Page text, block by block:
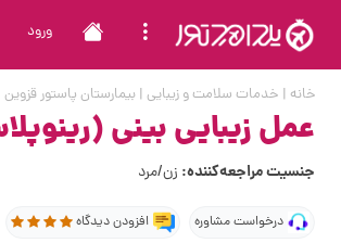
ورود
خانه | خدمات سلامت و زیبایی |بیمارستان پاستور قزوین
عمل زیبایی بینی
جنسیت مراجعه‌کننده: زن/مرد
درخواست مشاوره افزودن دیدگاه